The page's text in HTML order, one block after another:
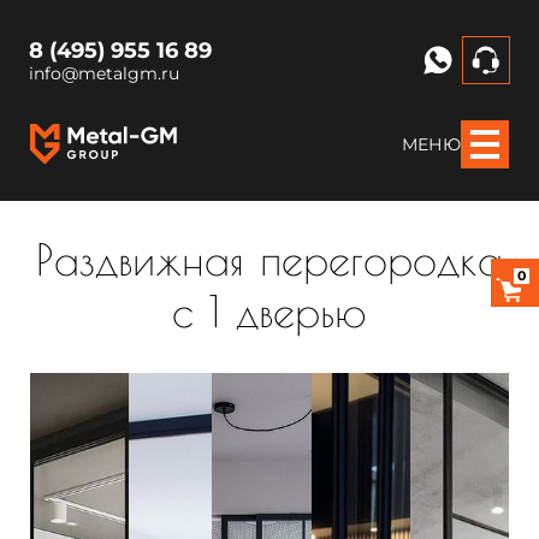
8 (495) 955 16 89
info@metalgm.ru
МЕНЮ
Раздвижная перегородка
с 1 дверью
0